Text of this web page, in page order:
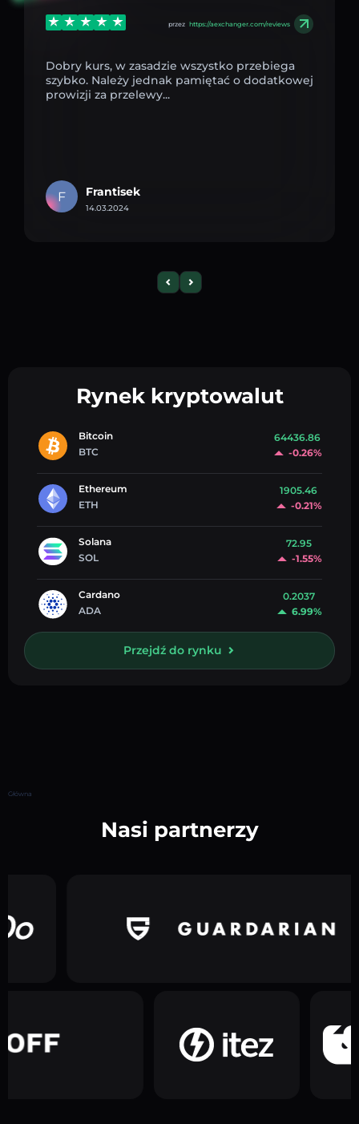
przez https://aexchanger.com/reviews
Dobry kurs, w zasadzie wszystko przebiega
szybko. Należy jednak pamiętać o dodatkowej
prowizji za przelewy...
F Frantisek
14.03.2024
Rynek kryptowalut
Bitcoin
BTC
64436.86
-0.26%
Ethereum
ETH
1905.46
-0.21%
Solana
SOL
72.95
-1.55%
Cardano
ADA
0.2037
6.99%
Przejdź do rynku
Główna
Nasi partnerzy